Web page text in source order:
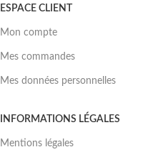
ESPACE CLIENT
Mon compte
Mes commandes
Mes données personnelles
INFORMATIONS LÉGALES
Mentions légales